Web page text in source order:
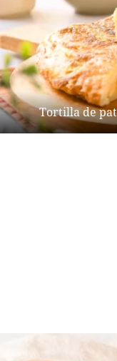
Tortilla de